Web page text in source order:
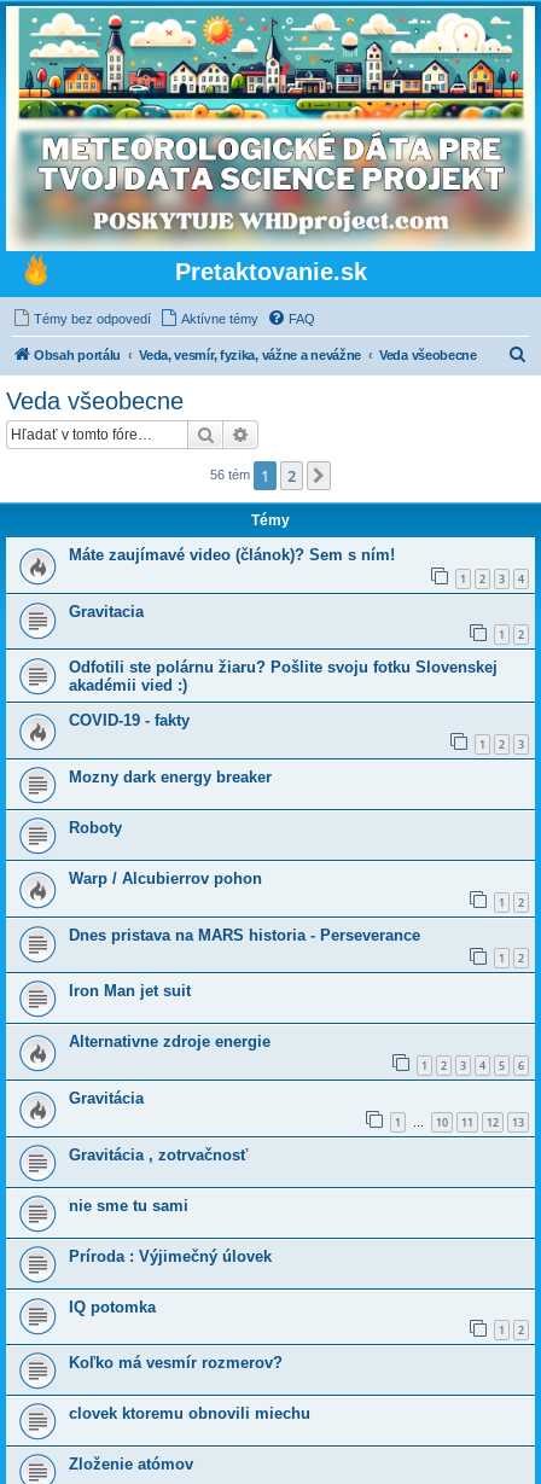
Pretaktovanie.sk
Témy bez odpovedí Aktívne témy FAQ
Obsah portálu Veda, vesmír, fyzika, vážne a nevážne Veda všeobecne
Veda všeobecne
Hľadať
56 tém 1 2
Témy
Máte zaujímavé video (článok)? Sem s ním!
1 2 3 4
Gravitacia
1 2
Odfotili ste polárnu žiaru? Pošlite svoju fotku Slovenskej
akadémii vied :)
COVID-19 - fakty
1 2 3
Mozny dark energy breaker
Roboty
Warp / Alcubierrov pohon
1 2
Dnes pristava na MARS historia - Perseverance
1 2
Iron Man jet suit
Alternativne zdroje energie
1 2 3 4 5 6
Gravitácia
1 … 10 11 12 13
Gravitácia , zotrvačnosť
nie sme tu sami
Príroda : Výjimečný úlovek
IQ potomka
1 2
Koľko má vesmír rozmerov?
clovek ktoremu obnovili miechu
Zloženie atómov